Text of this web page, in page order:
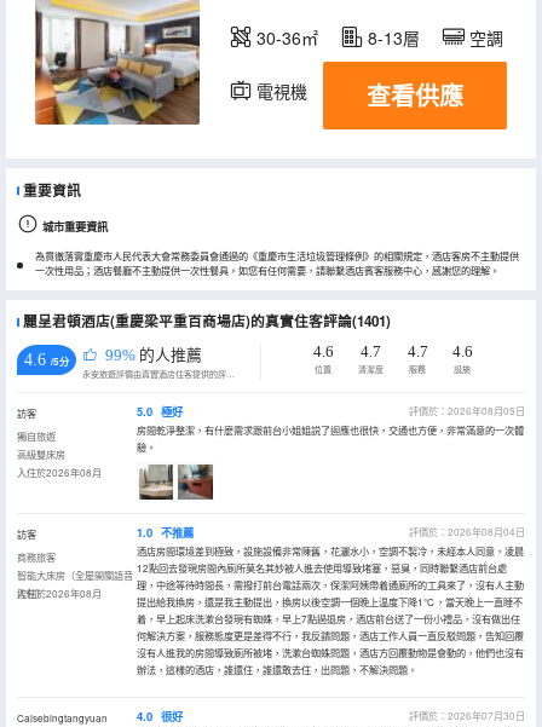
30-36㎡ 8-13層 空調
電視機 冰箱
查看供應
重要資訊
城市重要資訊
為貫徹落實重慶市人民代表大會常務委員會通過的《重慶市生活垃圾管理條例》的相關規定，酒店客房不主動提供
一次性用品；酒店餐廳不主動提供一次性餐具。如您有任何需要，請聯繫酒店賓客服務中心，感謝您的理解。
麗呈君頓酒店(重慶梁平重百商場店)的真實住客評論(1401)
4.6 /5分 99% 的人推薦
永安旅遊評價由真實酒店住客提供的評價。
4.6
位置
4.7
清潔度
4.7
服務
4.6
設施
訪客
獨自旅遊
高級雙床房
入住於2026年08月
5.0 極好
評價於：2026年08月05日
房間乾淨整潔，有什麼需求跟前台小姐姐説了迴應也很快，交通也方便，非常滿意的一次體
驗。
訪客
商務旅客
智能大床房（全屋開關語音
控制）
入住於2026年08月
1.0 不推薦
評價於：2026年08月04日
酒店房間環境差到極致，設施設備非常陳舊，花灑水小，空調不製冷，未經本人同意，凌晨
12點回去發現房間內廁所莫名其妙被人進去使用導致堵塞，惡臭，同時聯繫酒店前台處
理，中途等待時間長，需撥打前台電話兩次，保潔阿姨帶着通廁所的工具來了，沒有人主動
提出給我換房，還是我主動提出，換房以後空調一個晚上温度下降1℃，當天晚上一直睡不
着，早上起床洗漱台發現有蜘蛛，早上7點過退房，酒店前台送了一份小禮品，沒有做出任
何解決方案，服務態度更是差得不行，我反饋問題，酒店工作人員一直反駁問題，告知回覆
沒有人進我的房間導致廁所被堵，洗漱台蜘蛛問題，酒店方回覆動物是會動的，他們也沒有
辦法，這樣的酒店，誰還住，誰還敢去住，出問題，不解決問題。
Caisebingtangyuan
4.0 很好
評價於：2026年07月30日